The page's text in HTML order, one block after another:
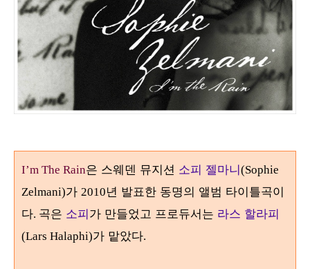
I’m The Rain은 스웨덴 뮤지션 소피 젤마니(Sophie
Zelmani)가 2010년 발표한 동명의 앨범 타이틀곡이
다. 곡은 소피가 만들었고 프로듀서는 라스 할라피
(Lars Halaphi)가 맡았다.